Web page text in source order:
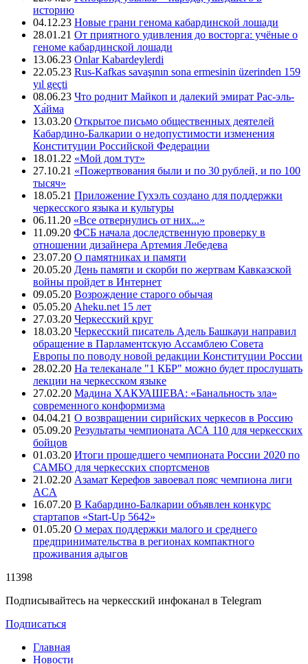
историю
04.12.23 Новые грани генома кабардинской лошади
28.01.21 От приятного удивления до восторга: учёные о
геноме кабардинской лошади
13.06.23 Onlar Kabardeylerdi
22.05.23 Rus-Kafkas savaşının sona ermesinin üzerinden 159
yıl geçti
08.06.23 Что роднит Майкоп и далекий эмират Рас-эль-
Ха́йма
13.03.20 Открытое письмо общественных деятелей
Кабардино-Балкарии о недопустимости изменения
Конституции Российской Федерации
18.01.22 «Мой дом тут»
27.10.21 «Пожертвования были и по 30 рублей, и по 100
тысяч»
18.05.21 Приложение Гухэлъ создано для поддержки
черкесского языка и культуры
06.11.20 «Все отвернулись от них...»
11.09.20 ФСБ начала доследственную проверку в
отношении дизайнера Артемия Лебедева
23.07.20 О памятниках и памяти
20.05.20 День памяти и скорби по жертвам Кавказской
войны пройдет в Интернет
09.05.20 Возрождение старого обычая
05.05.20 Aheku.net 15 лет
27.03.20 Черкесский круг
18.03.20 Черкесский писатель Адель Башкауи направил
обращение в Парламентскую Ассамблею Совета
Европы по поводу новой редакции Конституции России
28.02.20 На телеканале "1 КБР" можно будет прослушать
лекции на черкесском языке
27.02.20 Мадина ХАКУАШЕВА: «Банальность зла»
современного конформизма
04.04.21 О возвращении сирийских черкесов в Россию
05.09.20 Результаты чемпионата АСА 110 для черкесских
бойцов
01.03.20 Итоги прошедшего чемпионата России 2020 по
САМБО для черкесских спортсменов
21.02.20 Азамат Керефов завоевал пояс чемпиона лиги
ACA
16.07.20 В Кабардино-Балкарии объявлен конкурс
стартапов «Start-Up 5642»
01.05.20 О мерах поддержки малого и среднего
предпринимательства в регионах компактного
проживания адыгов
11398
Подписывайтесь на черкесский инфоканал в Telegram
Подписаться
Главная
Новости